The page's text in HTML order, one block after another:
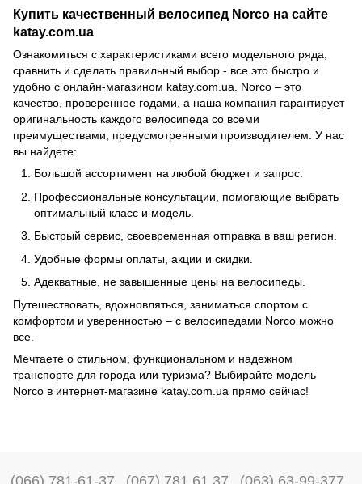
Купить качественный велосипед Norco на сайте
katay.com.ua
Ознакомиться с характеристиками всего модельного ряда,
сравнить и сделать правильный выбор - все это быстро и
удобно с онлайн-магазином katay.com.ua. Norco – это
качество, проверенное годами, а наша компания гарантирует
оригинальность каждого велосипеда со всеми
преимуществами, предусмотренными производителем. У нас
вы найдете:
Большой ассортимент на любой бюджет и запрос.
Профессиональные консультации, помогающие выбрать
оптимальный класс и модель.
Быстрый сервис, своевременная отправка в ваш регион.
Удобные формы оплаты, акции и скидки.
Адекватные, не завышенные цены на велосипеды.
Путешествовать, вдохновляться, заниматься спортом с
комфортом и уверенностью – с велосипедами Norco можно
все.
Мечтаете о стильном, функциональном и надежном
транспорте для города или туризма? Выбирайте модель
Norco в интернет-магазине katay.com.ua прямо сейчас!
(066) 781-61-37 (067) 781 61 37 (063) 63-99-377